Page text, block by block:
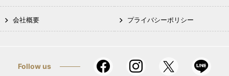
会社概要 プライバシーポリシー
Follow us